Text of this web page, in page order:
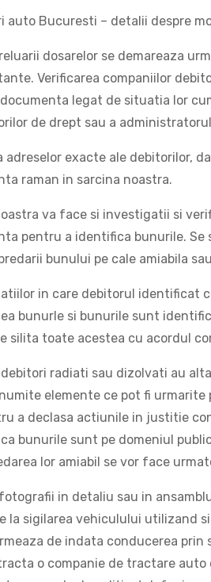
auto Bucuresti – detalii despre
dosarelor se demareaza
Verificarea companiilor
legat de situatia lor
de drept sau a
adreselor exacte ale debitorilor,
raman in sarcina noastra.
va face si investigatii si
pentru a identifica bunurile.
bunului pe cale amiabila
in care debitorul identificat
bunurle si bunurile sunt
silita toate acestea cu acordul
debitori radiati sau dizolvati au
elemente ce pot fi urmarite
a declasa actiunile in justitie
bunurile sunt pe domeniul
lor amiabil se vor face
in detaliu sau in
la sigilarea vehiculului utilizand
de indata conducerea prin
o companie de tractare